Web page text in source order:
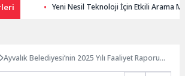
Yeni Nesil Teknoloji İçin Etkili Arama
Ayvalık Belediyesi’nin 2025 Yılı Faaliyet Raporu